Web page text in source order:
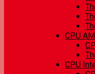
CPU
CPU